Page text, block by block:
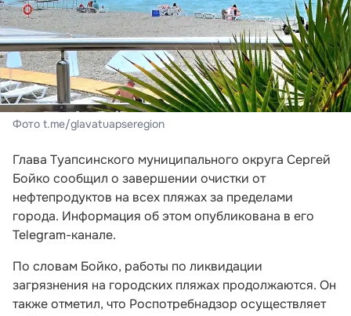
Фото t.me/glavatuapseregion
Глава Туапсинского муниципального округа Сергей
Бойко сообщил о завершении очистки от
нефтепродуктов на всех пляжах за пределами
города. Информация об этом опубликована в его
Telegram-канале.
По словам Бойко, работы по ликвидации
загрязнения на городских пляжах продолжаются. Он
также отметил, что Роспотребнадзор осуществляет